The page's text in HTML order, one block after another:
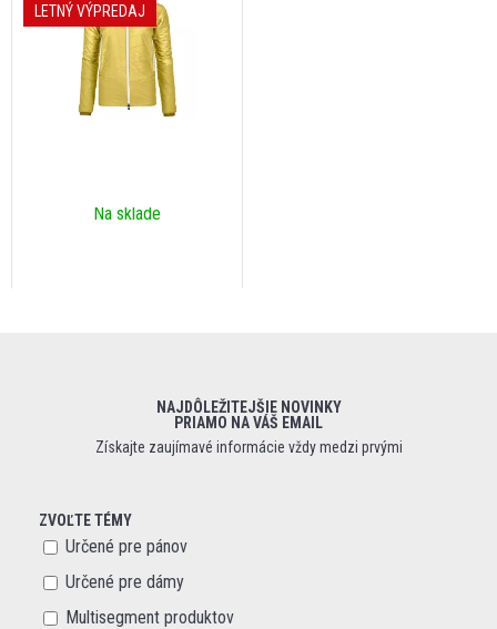
LETNÝ VÝPREDAJ
Na sklade
NAJDÔLEŽITEJŠIE NOVINKY
PRIAMO NA VÁŠ EMAIL
Získajte zaujímavé informácie vždy medzi prvými
ZVOĽTE TÉMY
Určené pre pánov
Určené pre dámy
Multisegment produktov